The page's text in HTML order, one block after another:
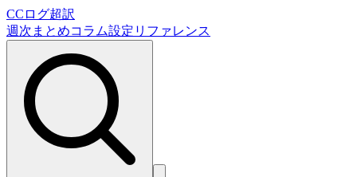
CCログ超訳
週次まとめコラム設定リファレンス